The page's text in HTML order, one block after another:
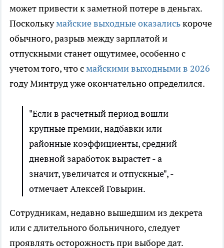
может привести к заметной потере в деньгах.
Посколькумайские выходные оказалиськороче
обычного, разрыв между зарплатой и
отпускными станет ощутимее, особенно с
учетом того, что смайскими выходными в 2026
году Минтруд уже окончательно определился.
"Если в расчетный период вошли
крупные премии, надбавки или
районные коэффициенты, средний
дневной заработок вырастет - а
значит, увеличатся и отпускные", -
отмечает Алексей Говырин.
Сотрудникам, недавно вышедшим из декрета
или с длительного больничного, следует
проявлять осторожность при выборе дат.